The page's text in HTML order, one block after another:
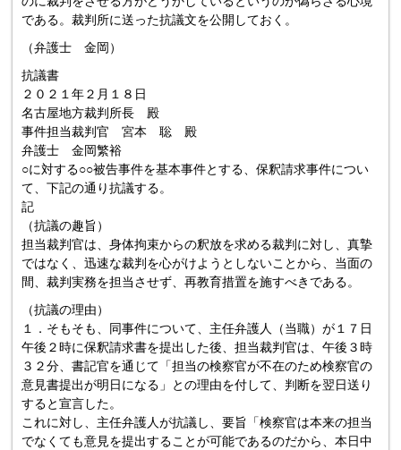
である。裁判所に送った抗議文を公開しておく。
（弁護士 金岡）
抗議書
２０２１年２月１８日
名古屋地方裁判所長 殿
事件担当裁判官 宮本 聡 殿
弁護士 金岡繁裕
○に対する○○被告事件を基本事件とする、保釈請求事件につい
て、下記の通り抗議する。
記
（抗議の趣旨）
担当裁判官は、身体拘束からの釈放を求める裁判に対し、真摯
ではなく、迅速な裁判を心がけようとしないことから、当面の
間、裁判実務を担当させず、再教育措置を施すべきである。
（抗議の理由）
１．そもそも、同事件について、主任弁護人（当職）が１７日
午後２時に保釈請求書を提出した後、担当裁判官は、午後３時
３２分、書記官を通じて「担当の検察官が不在のため検察官の
意見書提出が明日になる」との理由を付して、判断を翌日送り
すると宣言した。
これに対し、主任弁護人が抗議し、要旨「検察官は本来の担当
でなくても意見を提出することが可能であるのだから、本日中